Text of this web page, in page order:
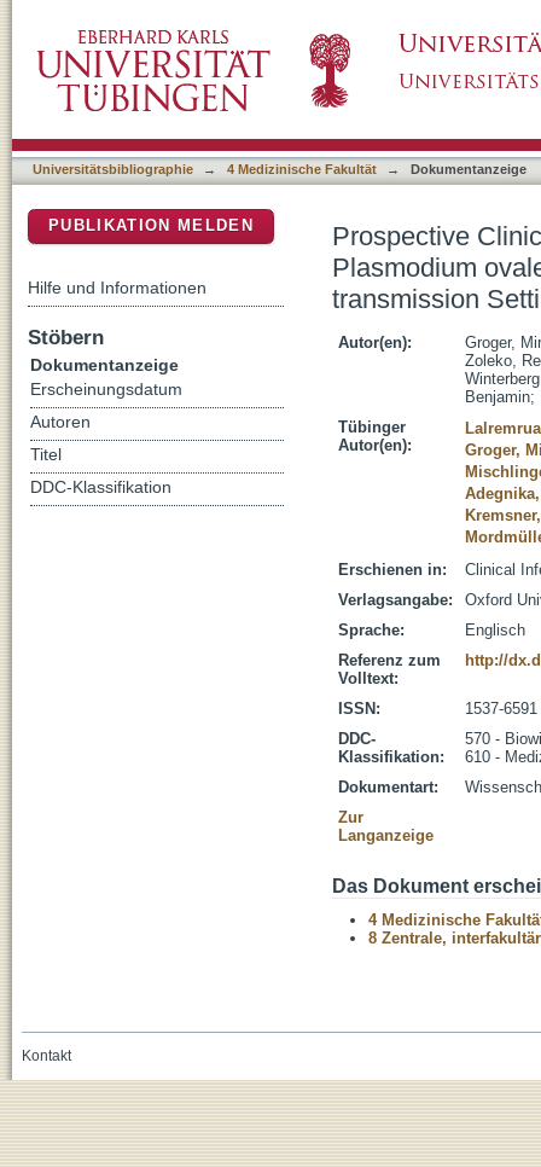
Relapses in a High-transmission Setting
Universitätsbibliographie → 4 Medizinische Fakultät → Dokumentanzeige
Prospective
Plasmodium
transmission
Autor(en):
Groger,
Zoleko,
Benjamin;
Tübinger
Autor(en):
Groger,
Erschienen in:
Clinical
Verlagsangabe:
Oxford
Sprache:
Englisch
Referenz zum
Volltext:
http://
ISSN:
1537-6591
DDC-
Klassifikation:
570 -
610 -
Dokumentart:
Zur
Langanzeige
Das Dokument
4 Medizinische
8 Zentrale,
PUBLIKATION MELDEN
Hilfe und Informationen
Stöbern
Dokumentanzeige
Erscheinungsdatum
Autoren
Titel
DDC-Klassifikation
Kontakt